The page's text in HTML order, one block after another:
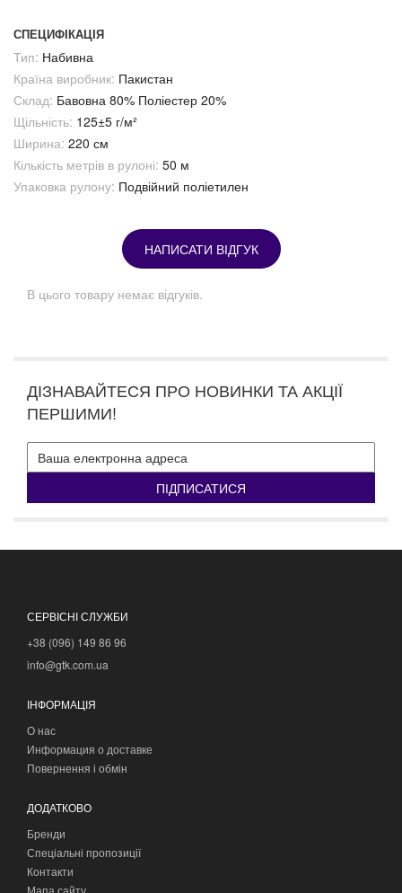
СПЕЦИФІКАЦІЯ
Тип: Набивна
Країна виробник: Пакистан
Склад: Бавовна 80% Поліестер 20%
Щільність: 125±5 г/м²
Ширина: 220 см
Кількість метрів в рулоні: 50 м
Упаковка рулону: Подвійний поліетилен
НАПИСАТИ ВІДГУК
В цього товару немає відгуків.
ДІЗНАВАЙТЕСЯ ПРО НОВИНКИ ТА АКЦІЇ
ПЕРШИМИ!
ПІДПИСАТИСЯ
СЕРВІСНІ СЛУЖБИ
+38 (096) 149 86 96
info@gtk.com.ua
ІНФОРМАЦІЯ
О нас
Информация о доставке
Повернення і обмін
ДОДАТКОВО
Бренди
Спеціальні пропозиції
Контакти